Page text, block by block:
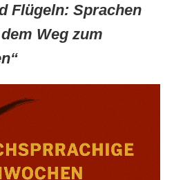
Flügeln: Sprachen
Weg zum